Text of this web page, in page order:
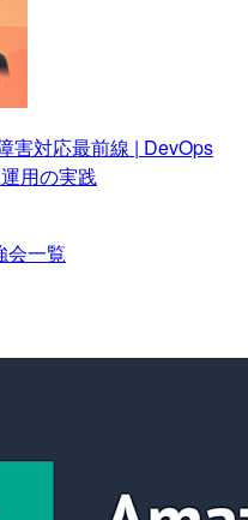
害対応最前線 | DevOps
用の実践
会一覧